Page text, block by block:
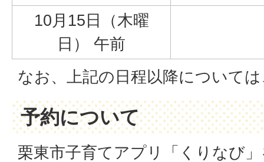
10月15日（木曜
日） 午前
なお、上記の日程以降について
予約について
栗東市子育てアプリ「くりなび